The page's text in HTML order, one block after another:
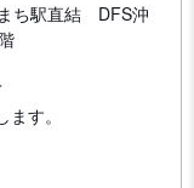
ち駅直結 DFS沖
す。